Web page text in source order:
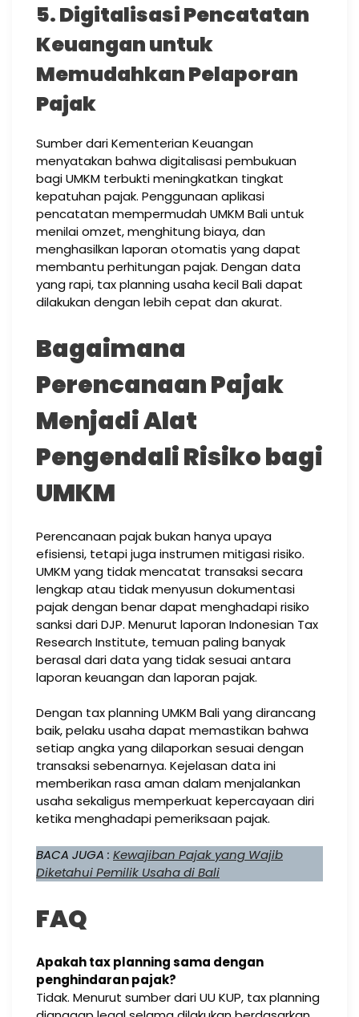
5. Digitalisasi Pencatatan
Keuangan untuk
Memudahkan Pelaporan
Pajak
Sumber dari Kementerian Keuangan
menyatakan bahwa digitalisasi pembukuan
bagi UMKM terbukti meningkatkan tingkat
kepatuhan pajak. Penggunaan aplikasi
pencatatan mempermudah UMKM Bali untuk
menilai omzet, menghitung biaya, dan
menghasilkan laporan otomatis yang dapat
membantu perhitungan pajak. Dengan data
yang rapi, tax planning usaha kecil Bali dapat
dilakukan dengan lebih cepat dan akurat.
Bagaimana
Perencanaan Pajak
Menjadi Alat
Pengendali Risiko bagi
UMKM
Perencanaan pajak bukan hanya upaya
efisiensi, tetapi juga instrumen mitigasi risiko.
UMKM yang tidak mencatat transaksi secara
lengkap atau tidak menyusun dokumentasi
pajak dengan benar dapat menghadapi risiko
sanksi dari DJP. Menurut laporan Indonesian Tax
Research Institute, temuan paling banyak
berasal dari data yang tidak sesuai antara
laporan keuangan dan laporan pajak.
Dengan tax planning UMKM Bali yang dirancang
baik, pelaku usaha dapat memastikan bahwa
setiap angka yang dilaporkan sesuai dengan
transaksi sebenarnya. Kejelasan data ini
memberikan rasa aman dalam menjalankan
usaha sekaligus memperkuat kepercayaan diri
ketika menghadapi pemeriksaan pajak.
BACA JUGA : Kewajiban Pajak yang Wajib
Diketahui Pemilik Usaha di Bali
FAQ
Apakah tax planning sama dengan
penghindaran pajak?
Tidak. Menurut sumber dari UU KUP, tax planning